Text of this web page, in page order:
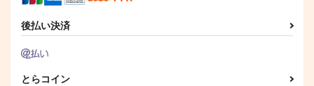
後払い決済
とらコイン